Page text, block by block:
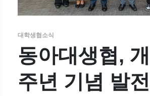
대학생협소식
동아대생협,
주년 기념 발